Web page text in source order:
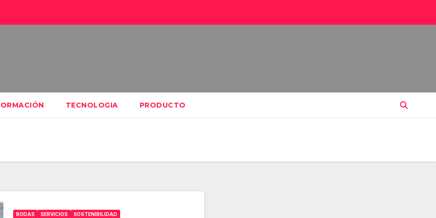
TECNOLOGIA PRODUCTO
BODAS SERVICIOS SOSTENIBILIDAD